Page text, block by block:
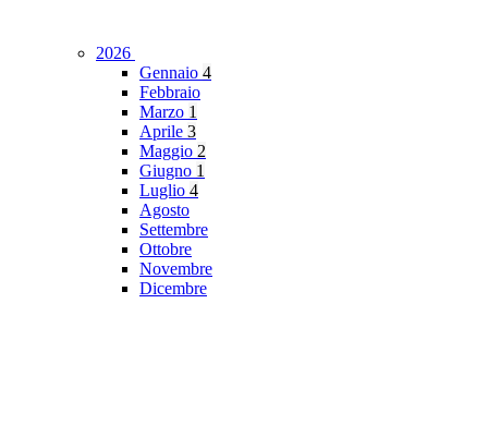
2026
Gennaio 4
Febbraio
Marzo 1
Aprile 3
Maggio 2
Giugno 1
Luglio 4
Agosto
Settembre
Ottobre
Novembre
Dicembre